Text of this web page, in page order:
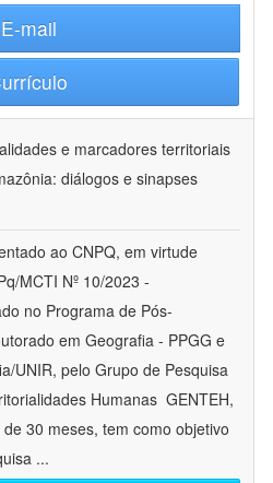
E-mail
e marcadores territoriais
diálogos e sinapses
ao CNPQ, em virtude
MCTI Nº 10/2023 -
no Programa de Pós-
em Geografia - PPGG e
UNIR, pelo Grupo de Pesquisa
Humanas  GENTEH,
30 meses, tem como objetivo
...